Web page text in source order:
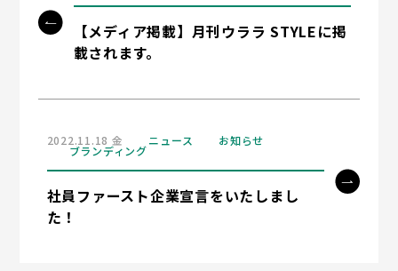
【メディア掲載】月刊ウララ STYLEに掲
載されます。
2022.11.18 金 ニュース お知らせ
ブランディング
社員ファースト企業宣言をいたしまし
た！